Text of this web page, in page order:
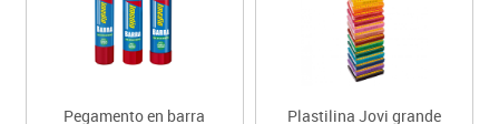
Pegamento en barra
Plastilina Jovi grande